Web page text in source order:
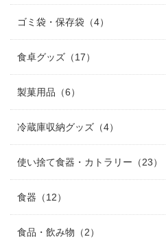
ゴミ袋・保存袋（4）
食卓グッズ（17）
製菓用品（6）
冷蔵庫収納グッズ（4）
使い捨て食器・カトラリー（23）
食器（12）
食品・飲み物（2）